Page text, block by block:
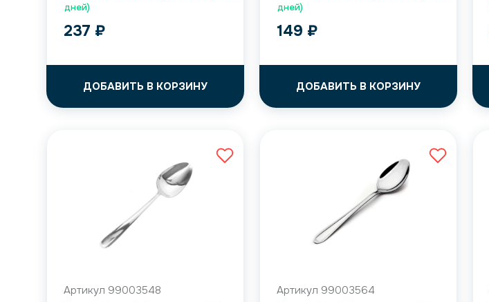
дней)
237 ₽
ДОБАВИТЬ В КОРЗИНУ
дней)
149 ₽
ДОБАВИТЬ В КОРЗИНУ
Артикул 99003548 Артикул 99003564